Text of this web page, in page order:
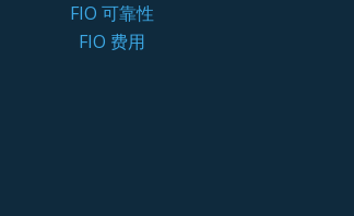
FIO 可靠性
FIO 费用